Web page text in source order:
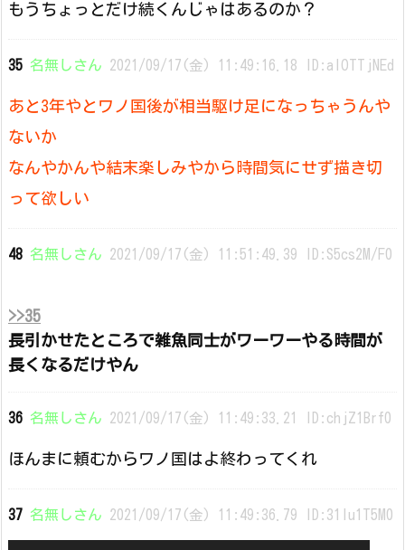
もうちょっとだけ続くんじゃはあるのか？
35 名無しさん 2021/09/17(金) 11:49:16.18 ID:alOTTjNEd
あと3年やとワノ国後が相当駆け足になっちゃうんや
ないか
なんやかんや結末楽しみやから時間気にせず描き切
って欲しい
48 名無しさん 2021/09/17(金) 11:51:49.39 ID:S5cs2M/F0
>>35
長引かせたところで雑魚同士がワーワーやる時間が
長くなるだけやん
36 名無しさん 2021/09/17(金) 11:49:33.21 ID:chjZ1Brf0
ほんまに頼むからワノ国はよ終わってくれ
37 名無しさん 2021/09/17(金) 11:49:36.79 ID:31lu1T5M0